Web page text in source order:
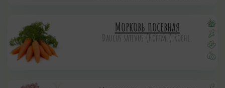
Морковь посевная
Daucus sativus (Hoffm.) Roehl.